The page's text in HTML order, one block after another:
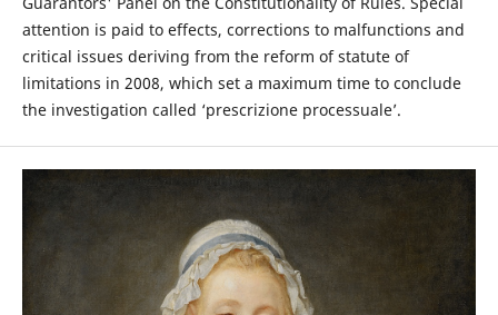
attention is paid to effects, corrections to malfunctions and
critical issues deriving from the reform of statute of
limitations in 2008, which set a maximum time to conclude
the investigation called ‘prescrizione processuale’.